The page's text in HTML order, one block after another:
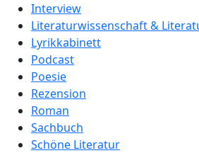
Interview
Literaturwissenschaft &
Lyrikkabinett
Podcast
Poesie
Rezension
Roman
Sachbuch
Schöne Literatur